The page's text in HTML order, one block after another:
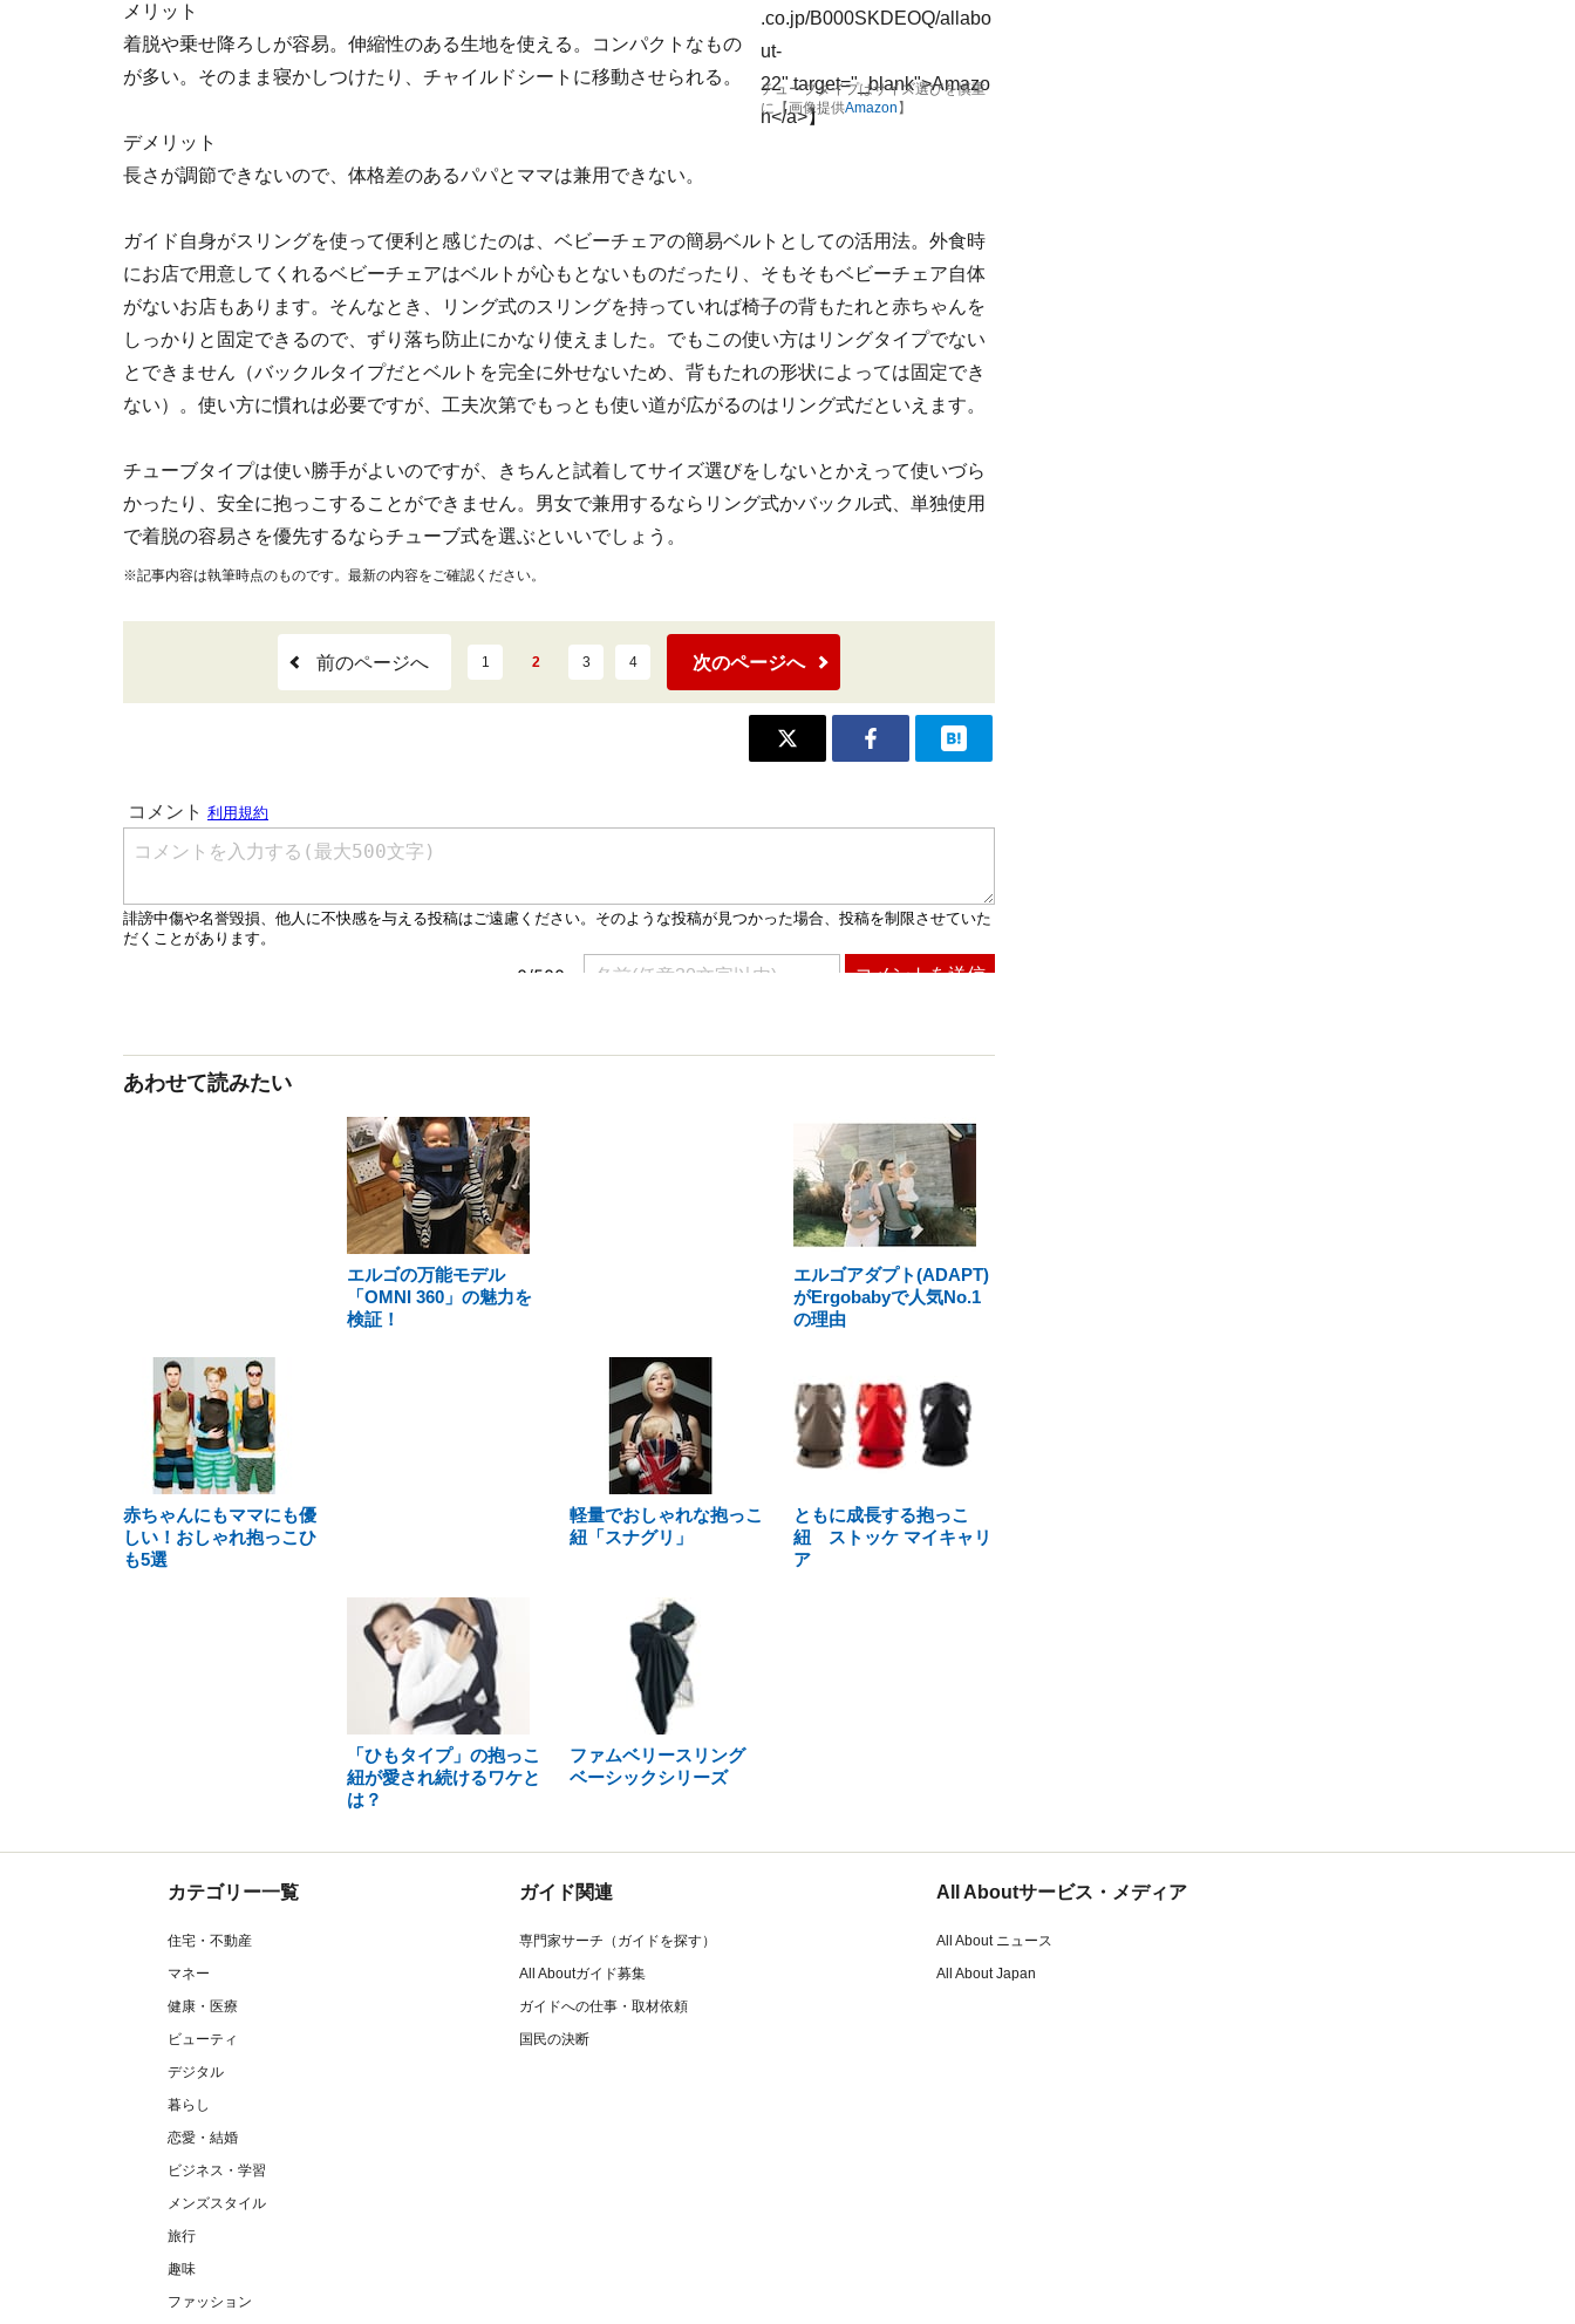
チューブタイプはサイズ選びを慎重
に【画像提供Amazon 】
メリット
着脱や乗せ降ろしが容易。伸縮性のある生地を使える。コンパクトなもの
が多い。そのまま寝かしつけたり、チャイルドシートに移動させられる。
デメリット
長さが調節できないので、体格差のあるパパとママは兼用できない。
ガイド自身がスリングを使って便利と感じたのは、ベビーチェアの簡易ベルトとしての活用法。外食時
にお店で用意してくれるベビーチェアはベルトが心もとないものだったり、そもそもベビーチェア自体
がないお店もあります。そんなとき、リング式のスリングを持っていれば椅子の背もたれと赤ちゃんを
しっかりと固定できるので、ずり落ち防止にかなり使えました。でもこの使い方はリングタイプでない
とできません（バックルタイプだとベルトを完全に外せないため、背もたれの形状によっては固定でき
ない）。使い方に慣れは必要ですが、工夫次第でもっとも使い道が広がるのはリング式だといえます。
チューブタイプは使い勝手がよいのですが、きちんと試着してサイズ選びをしないとかえって使いづら
かったり、安全に抱っこすることができません。男女で兼用するならリング式かバックル式、単独使用
で着脱の容易さを優先するならチューブ式を選ぶといいでしょう。
※記事内容は執筆時点のものです。最新の内容をご確認ください。
前のページへ 1 2 3 4 次のページへ
あわせて読みたい
エルゴの万能モデル
「OMNI 360」の魅力を
検証！
エルゴアダプト(ADAPT)
がErgobabyで人気No.1
の理由
赤ちゃんにもママにも優
しい！おしゃれ抱っこひ
も5選
軽量でおしゃれな抱っこ
紐「スナグリ」
ともに成長する抱っこ
紐 ストッケ マイキャリ
ア
「ひもタイプ」の抱っこ
紐が愛され続けるワケと
は？
ファムベリースリング
ベーシックシリーズ
カテゴリー一覧
住宅・不動産
マネー
健康・医療
ビューティ
デジタル
暮らし
恋愛・結婚
ビジネス・学習
メンズスタイル
旅行
趣味
ファッション
ガイド関連
専門家サーチ（ガイドを探す）
All Aboutガイド募集
ガイドへの仕事・取材依頼
国民の決断
All Aboutサービス・メディア
All About ニュース
All About Japan